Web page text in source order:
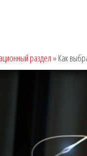
раздел » Как